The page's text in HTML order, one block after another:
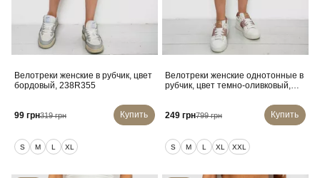
Велотреки женские в рубчик, цвет
бордовый, 238R355
99 грн319 грн Купить
S M L XL
Велотреки женские однотонные в
рубчик, цвет темно-оливковый,
249 грн799 грн Купить
S M L XL XXL